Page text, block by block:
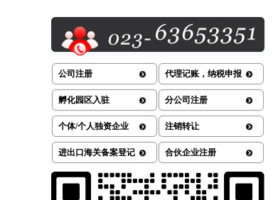
公司注册 代理记账，纳税申报
孵化园区入驻 分公司注册
个体/个人独资企业 注销转让
进出口海关备案登记 合伙企业注册